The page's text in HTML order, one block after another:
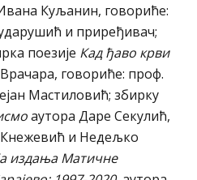
Куљанин, говориће:
и приређивач;
поезије Кад ђаво крви
говориће: проф.
Мастиловић; збирку
аутора Даре Секулић,
и Недељко
издања Матичне